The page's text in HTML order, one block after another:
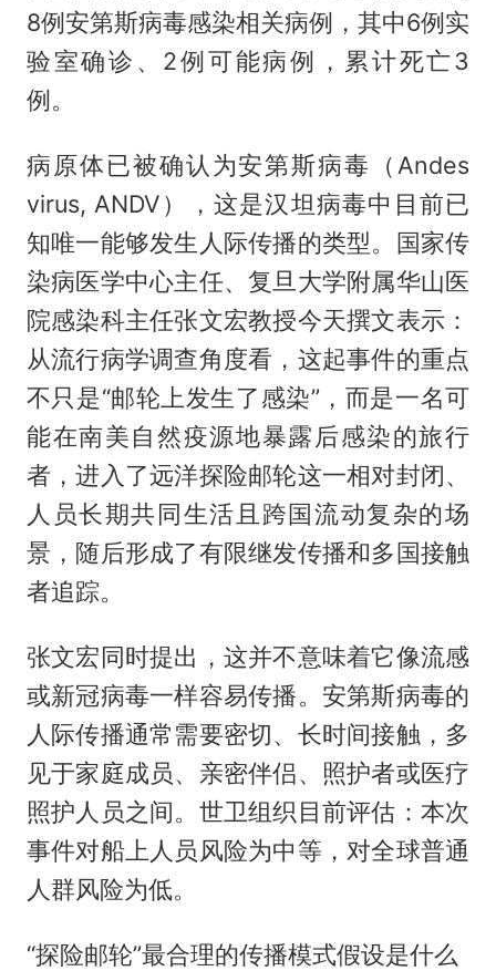
8例安第斯病毒感染相关病例，其中6例实
验室确诊、2例可能病例，累计死亡3
例。
病原体已被确认为安第斯病毒（Andes
virus, ANDV），这是汉坦病毒中目前已
知唯一能够发生人际传播的类型。国家传
染病医学中心主任、复旦大学附属华山医
院感染科主任张文宏教授今天撰文表示：
从流行病学调查角度看，这起事件的重点
不只是“邮轮上发生了感染”，而是一名可
能在南美自然疫源地暴露后感染的旅行
者，进入了远洋探险邮轮这一相对封闭、
人员长期共同生活且跨国流动复杂的场
景，随后形成了有限继发传播和多国接触
者追踪。
张文宏同时提出，这并不意味着它像流感
或新冠病毒一样容易传播。安第斯病毒的
人际传播通常需要密切、长时间接触，多
见于家庭成员、亲密伴侣、照护者或医疗
照护人员之间。世卫组织目前评估：本次
事件对船上人员风险为中等，对全球普通
人群风险为低。
“探险邮轮”最合理的传播模式假设是什么